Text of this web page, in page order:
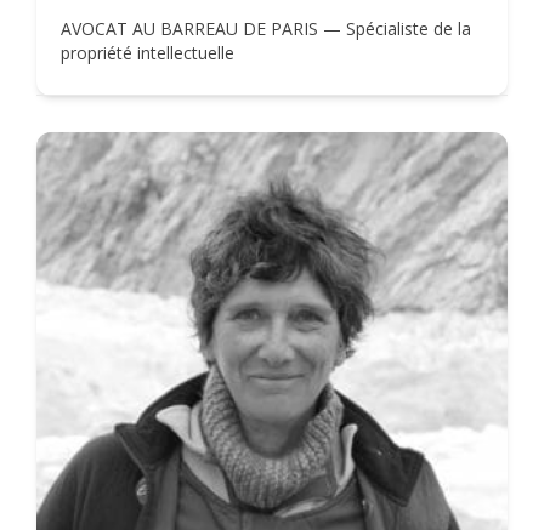
AVOCAT AU BARREAU DE PARIS — Spécialiste de la
propriété intellectuelle